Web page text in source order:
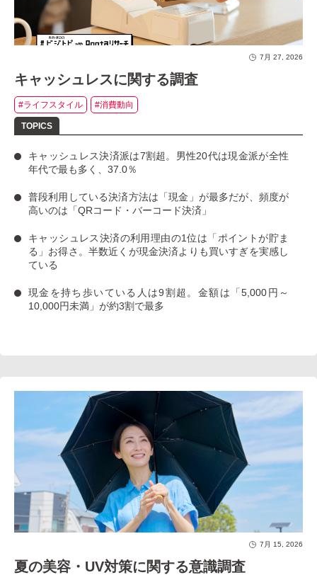
7月 27, 2026
キャッシュレスに関する調査
#ライフスタイル #消費動向
キャッシュレス決済派は7割超 。男性20代は現金派が全性
年代で最も多く、37.0％
普段利用している決済方法は「現金」 が最多だが、 頻度が
高いのは「QRコード・バーコード決済」
キャッシュレス決済の利用理由の1位は「ポイントが貯ま
る」お得さ。 半数近くが現金決済よりも買いすぎを実感し
ている
現金を持ち歩いている人は9割超 。金額は「5,000円～
10,000円未満」が約3割で最多
7月 15, 2026
夏の美容・UV対策に関する意識調査